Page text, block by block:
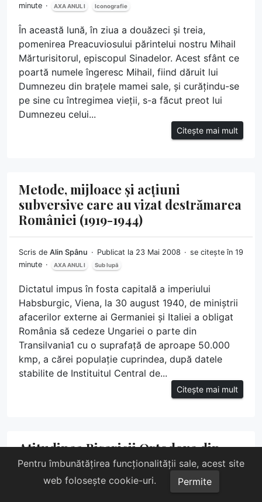
minute
AXA ANUL I Iconografie
În această lună, în ziua a douăzeci și treia,
pomenirea Preacuviosului părintelui nostru Mihail
Mărturisitorul, episcopul Sinadelor. Acest sfânt ce
poartă numele îngeresc Mihail, fiind dăruit lui
Dumnezeu din brațele mamei sale, și curățindu-se
pe sine cu întregimea vieții, s-a făcut preot lui
Dumnezeu celui...
Citește mai mult
Metode, mijloace și acțiuni
subversive care au vizat destrămarea
României (1919-1944)
Scris de Alin Spânu Publicat la 23 Mai 2008
se citește în 19
minute
AXA ANUL I Sub lupă
Dictatul impus în fosta capitală a imperiului
Habsburgic, Viena, la 30 august 1940, de miniștrii
afacerilor externe ai Germaniei și Italiei a obligat
România să cedeze Ungariei o parte din
Transilvania1 cu o suprafață de aproape 50.000
kmp, a cărei populație cuprindea, după datele
stabilite de Instituitul Central de...
Citește mai mult
Atitudinea Bisericii Ortodoxe din
Republica Moldova în problema
homosexualității
Pentru îmbunătățirea funcționalității sale, acest site
web folosește cookie-uri.
Permite